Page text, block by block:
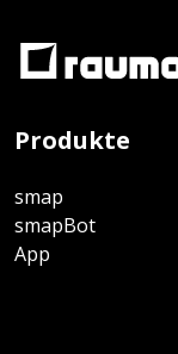
Produkte
smap
smapBot
App